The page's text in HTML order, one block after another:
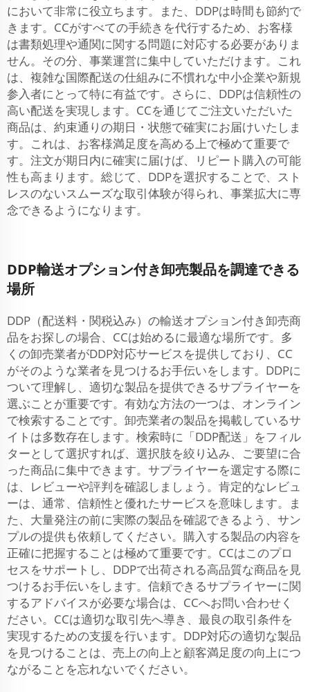
において非常に役立ちます。また、DDPは時間も節約で
きます。CCがすべての手続きを代行するため、お客様
は書類処理や通関に関する問題に対応する必要がありま
せん。その分、事業運営に集中していただけます。これ
は、複雑な国際配送の仕組みに不慣れな中小企業や新規
参入者にとって特に有益です。さらに、DDPは信頼性の
高い配送を実現します。CCを通じてご注文いただいた
商品は、約束通りの期日・状態で確実にお届けいたしま
す。これは、お客様満足度を高める上で極めて重要で
す。注文が期日内に確実に届けば、リピート購入の可能
性も高まります。総じて、DDPを選択することで、スト
レスのないスムーズな取引体験が得られ、事業拡大に専
念できるようになります。
DDP輸送オプション付き卸売製品を調達できる
場所
DDP（配送料・関税込み）の輸送オプション付き卸売商
品をお探しの場合、CCは始めるに最適な場所です。多
くの卸売業者がDDP対応サービスを提供しており、CC
がそのような業者を見つけるお手伝いをします。DDPに
ついて理解し、適切な製品を提供できるサプライヤーを
選ぶことが重要です。有効な方法の一つは、オンライン
で検索することです。卸売業者の製品を掲載しているサ
イトは多数存在します。検索時に「DDP配送」をフィル
ターとして選択すれば、選択肢を絞り込み、ご要望に合
った商品に集中できます。サプライヤーを選定する際に
は、レビューや評判を確認しましょう。肯定的なレビュ
ーは、通常、信頼性と優れたサービスを意味します。ま
た、大量発注の前に実際の製品を確認できるよう、サン
プルの提供も依頼してください。購入する製品の内容を
正確に把握することは極めて重要です。CCはこのプロ
セスをサポートし、DDPで出荷される高品質な商品を見
つけるお手伝いをします。信頼できるサプライヤーに関
するアドバイスが必要な場合は、CCへお問い合わせく
ださい。CCは適切な取引先へ導き、最良の取引条件を
実現するための支援を行います。DDP対応の適切な製品
を見つけることは、売上の向上と顧客満足度の向上につ
ながることを忘れないでください。